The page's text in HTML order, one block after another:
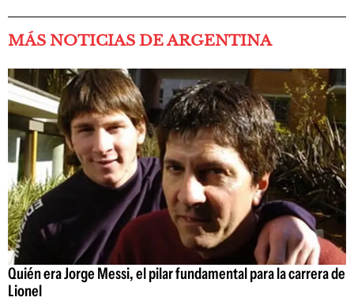
MÁS NOTICIAS DE ARGENTINA
Quién era Jorge Messi, el pilar fundamental para la carrera de
Lionel